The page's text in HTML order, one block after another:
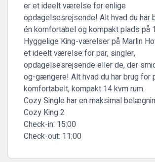
er et ideelt værelse for enlige
opdagelsesrejsende! Alt hvad du har
én komfortabel og kompakt plads på
Hyggelige King-værelser på Marlin
et ideelt værelse for par, singler,
opdagelsesrejsende eller de, der
og-gængere! Alt hvad du har brug for
komfortabelt, kompakt 14 kvm rum.
Cozy Single har en maksimal
Cozy King 2
Check-in: 15:00
Check-out: 11:00